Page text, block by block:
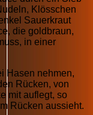
Klösschen
Sauerkraut
die goldbraun,
in einer
Hasen nehmen,
Rücken, von
mit auflegt, so
Rücken aussieht.